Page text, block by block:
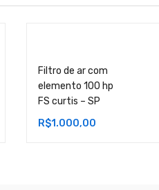
Filtro de ar com
elemento 100 hp
FS curtis – SP
R$1.000,00